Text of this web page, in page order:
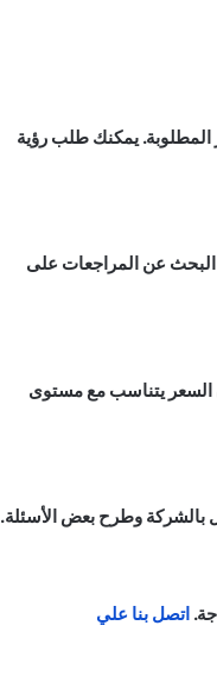
المطلوبة. يمكنك طلب رؤية
البحث عن المراجعات على
السعر يتناسب مع مستوى
بالشركة وطرح بعض الأسئلة.
اتصل بنا علي